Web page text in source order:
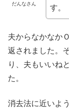
だんなさん
す。
夫からなかなか
返されました。
り、夫もいいね
た。
消去法に近いよ